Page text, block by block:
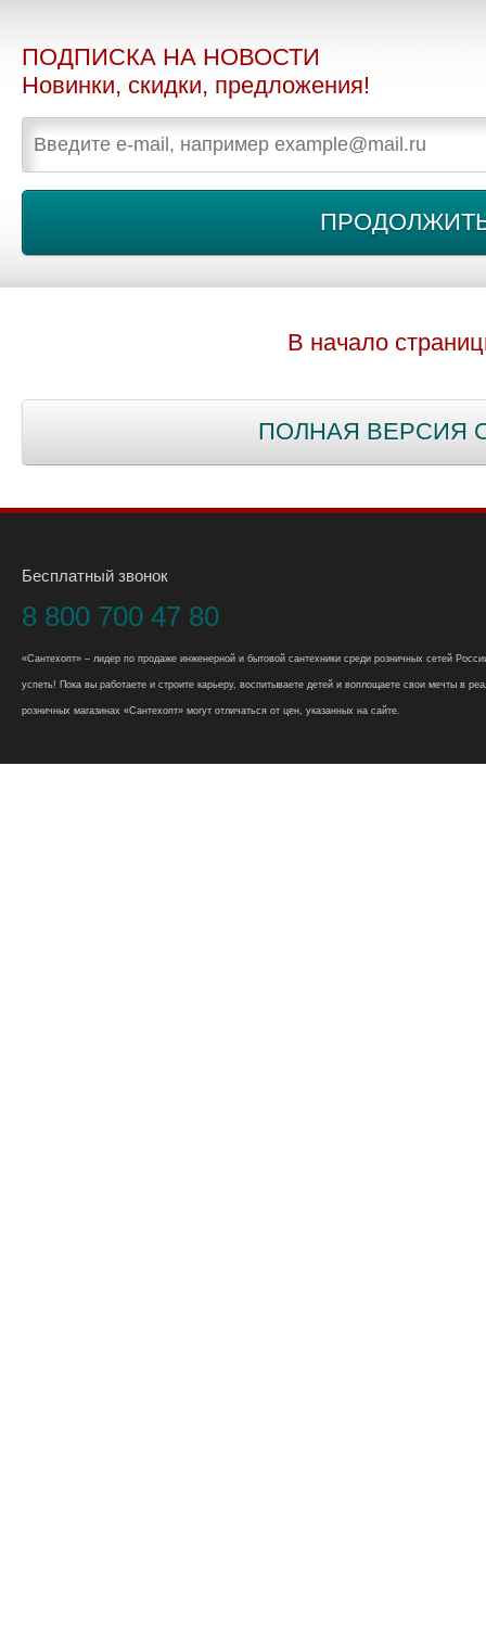
ПОДПИСКА НА НОВОСТИ
Новинки, скидки, предложения!
В начало
ПОЛНАЯ ВЕРСИЯ
Бесплатный звонок
8 800 700 47 80
«Сантехопт» – лидер по продаже инженерной и бытовой сантехники среди розничных сетей
успеть! Пока вы работаете и строите карьеру, воспитываете детей и воплощаете свои мечты в
розничных магазинах «Сантехопт» могут отличаться от цен, указанных на сайте.